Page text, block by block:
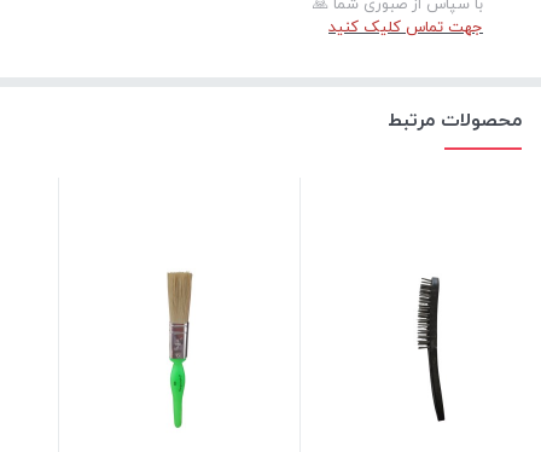
جهت تماس کلیک کنید
محصولات مرتبط